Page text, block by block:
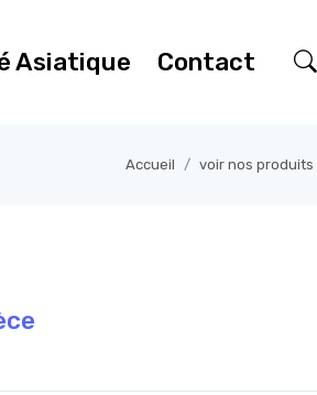
Asiatique Contact
Accueil voir nos produits